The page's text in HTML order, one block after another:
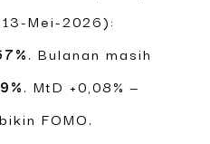
Mei-2026):
. Bulanan masih
. MtD +0,08% —
FOMO.